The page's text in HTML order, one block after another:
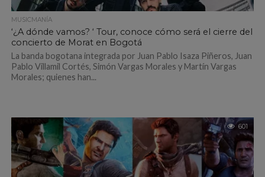
MUSICMANÍA
‘¿A dónde vamos? ‘ Tour, conoce cómo será el cierre del
concierto de Morat en Bogotá
La banda bogotana integrada por Juan Pablo Isaza Piñeros, Juan
Pablo Villamil Cortés, Simón Vargas Morales y Martín Vargas
Morales; quienes han...
601